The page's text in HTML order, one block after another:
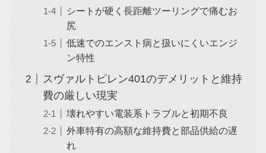
シートが硬く長距離ツーリングで痛むお
尻
低速でのエンスト病と扱いにくいエンジ
ン特性
スヴァルトピレン401のデメリットと維持
費の厳しい現実
壊れやすい電装系トラブルと初期不良
外車特有の高額な維持費と部品供給の遅
れ